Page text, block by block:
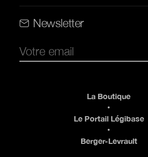
Newsletter
La Boutique
Le Portail Légibase
Berger-Levrault